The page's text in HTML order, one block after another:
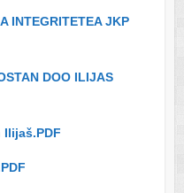
INTEGRITETEA JKP
DOO ILIJAS